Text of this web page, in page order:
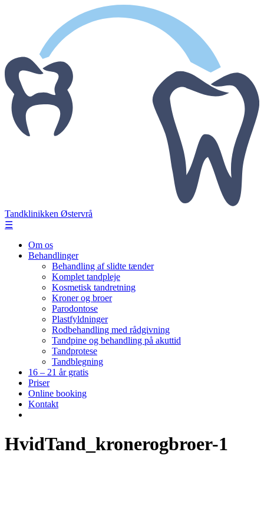
Tandklinikken Østervrå
☰
Om os
Behandlinger
Behandling af slidte tænder
Komplet tandpleje
Kosmetisk tandretning
Kroner og broer
Parodontose
Plastfyldninger
Rodbehandling med rådgivning
Tandpine og behandling på akuttid
Tandprotese
Tandblegning
16 – 21 år gratis
Priser
Online booking
Kontakt
HvidTand_kronerogbroer-1